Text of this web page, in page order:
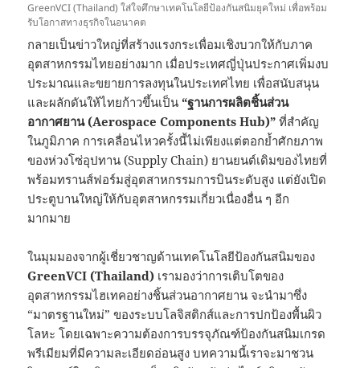
GreenVCI (Thailand) ใส่ใจศึกษาเทคโนโลยีป้องกันสนิมยุคใหม่ เพื่อพร้อม
รับโอกาสทางธุรกิจในอนาคต
กลายเป็นข่าวใหญ่ที่สร้างแรงกระเพื่อมเชิงบวกให้กับภาค
อุตสาหกรรมไทยอย่างมาก เมื่อประเทศญี่ปุ่นประกาศเพิ่มงบ
ประมาณและขยายการลงทุนในประเทศไทย เพื่อสนับสนุน
และผลักดันให้ไทยก้าวขึ้นเป็น“ฐานการผลิตชิ้นส่วน
อากาศยาน (Aerospace Components Hub)” ที่สำคัญ
ในภูมิภาค การเคลื่อนไหวครั้งนี้ไม่เพียงแต่ตอกย้ำศักยภาพ
ของห่วงโซ่อุปทาน (Supply Chain) ยานยนต์เดิมของไทยที่
พร้อมทรานส์ฟอร์มสู่อุตสาหกรรมการบินระดับสูง แต่ยังเปิด
ประตูบานใหญ่ให้กับอุตสาหกรรมเกี่ยวเนื่องอื่น ๆ อีก
มากมาย
ในมุมมองจากผู้เชี่ยวชาญด้านเทคโนโลยีป้องกันสนิมของ
GreenVCI (Thailand) เรามองว่าการเติบโตของ
อุตสาหกรรมไฮเทคอย่างชิ้นส่วนอากาศยาน จะนำมาซึ่ง
“มาตรฐานใหม่” ของระบบโลจิสติกส์และการปกป้องพื้นผิว
โลหะ โดยเฉพาะความต้องการบรรจุภัณฑ์ป้องกันสนิมเกรด
พรีเมียมที่มีความละเอียดอ่อนสูง บทความนี้เราจะมาชวน